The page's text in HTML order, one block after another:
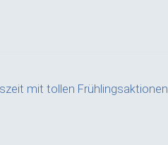
mit tollen Frühlingsaktionen